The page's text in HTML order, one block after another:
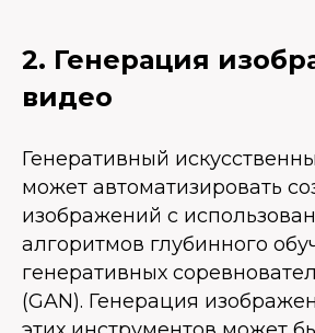
2. Генерация
видео
Генеративный
может автоматизировать
изображений с
алгоритмов глубинного
генеративных
(GAN). Генерация